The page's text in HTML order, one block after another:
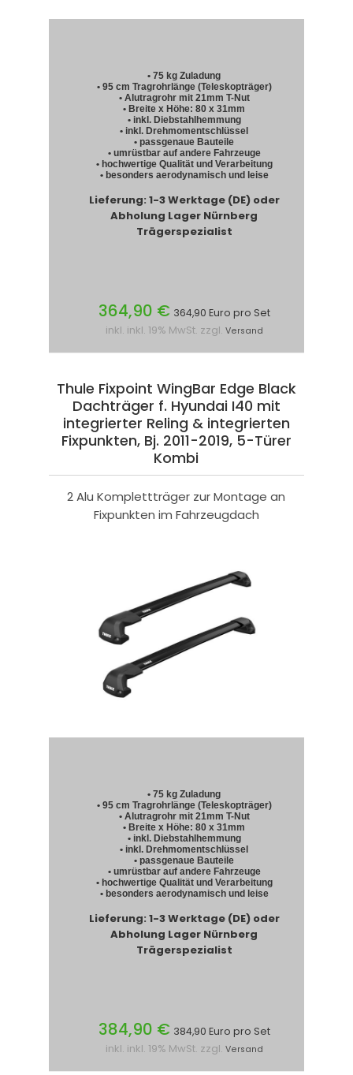
• 75 kg Zuladung
• 95 cm Tragrohrlänge (Teleskopträger)
• Alutragrohr mit 21mm T-Nut
• Breite x Höhe: 80 x 31mm
• inkl. Diebstahlhemmung
• inkl. Drehmomentschlüssel
• passgenaue Bauteile
• umrüstbar auf andere Fahrzeuge
• hochwertige Qualität und Verarbeitung
• besonders aerodynamisch und leise
Lieferung: 1-3 Werktage (DE) oder
Abholung Lager Nürnberg
Trägerspezialist
364,90 € 364,90 Euro pro Set
inkl. inkl. 19% MwSt. zzgl. Versand
Thule Fixpoint WingBar Edge Black
Dachträger f. Hyundai I40 mit
integrierter Reling & integrierten
Fixpunkten, Bj. 2011-2019, 5-Türer
Kombi
2 Alu Komplettträger zur Montage an
Fixpunkten im Fahrzeugdach
• 75 kg Zuladung
• 95 cm Tragrohrlänge (Teleskopträger)
• Alutragrohr mit 21mm T-Nut
• Breite x Höhe: 80 x 31mm
• inkl. Diebstahlhemmung
• inkl. Drehmomentschlüssel
• passgenaue Bauteile
• umrüstbar auf andere Fahrzeuge
• hochwertige Qualität und Verarbeitung
• besonders aerodynamisch und leise
Lieferung: 1-3 Werktage (DE) oder
Abholung Lager Nürnberg
Trägerspezialist
384,90 € 384,90 Euro pro Set
inkl. inkl. 19% MwSt. zzgl. Versand